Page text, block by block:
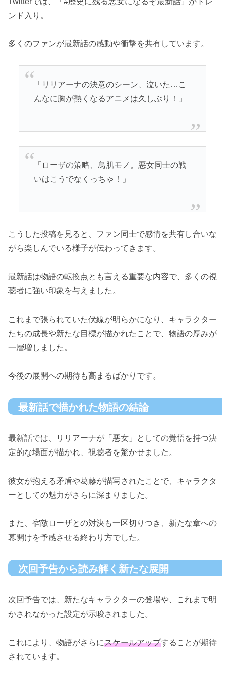
ンド入り。
多くのファンが最新話の感動や衝撃を共有しています。
「リリアーナの決意のシーン、泣いた…こ
んなに胸が熱くなるアニメは久しぶり！」
「ローザの策略、鳥肌モノ。悪女同士の戦
いはこうでなくっちゃ！」
こうした投稿を見ると、ファン同士で感情を共有し合いな
がら楽しんでいる様子が伝わってきます。
最新話は物語の転換点とも言える重要な内容で、多くの視
聴者に強い印象を与えました。
これまで張られていた伏線が明らかになり、キャラクター
たちの成長や新たな目標が描かれたことで、物語の厚みが
一層増しました。
今後の展開への期待も高まるばかりです。
最新話で描かれた物語の結論
最新話では、リリアーナが「悪女」としての覚悟を持つ決
定的な場面が描かれ、視聴者を驚かせました。
彼女が抱える矛盾や葛藤が描写されたことで、キャラクタ
ーとしての魅力がさらに深まりました。
また、宿敵ローザとの対決も一区切りつき、新たな章への
幕開けを予感させる終わり方でした。
次回予告から読み解く新たな展開
次回予告では、新たなキャラクターの登場や、これまで明
かされなかった設定が示唆されました。
これにより、物語がさらにスケールアップすることが期待
されています。